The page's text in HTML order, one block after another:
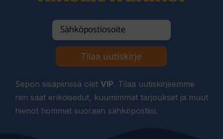
Tilaa uutiskirje
Sepon sisäpiirissä olet VIP. Tilaa uutiskirjeemme
niin saat erikoisedut, kuumimmat tarjoukset ja muut
hienot hommat suoraan sähköpostiisi.